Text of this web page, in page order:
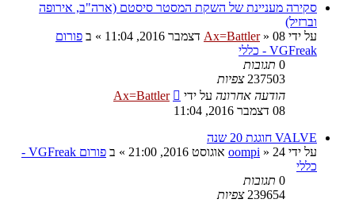
סקירה מעניינת של השקת המסטר סיסטם (ארה"ב, אירופה
וברזיל)
על ידי
Ax=Battler» 08 דצמבר 2016, 11:04 » ב פורום
VGFreak - כללי
0 תגובות
237503 צפיות
הודעה אחרונה על ידי
Ax=Battler
08 דצמבר 2016, 11:04
VALVE חוגגת 20 שנה
על ידי
oompi » 24 אוגוסט 2016, 21:00 » ב
פורום VGFreak -
כללי
0 תגובות
239654 צפיות